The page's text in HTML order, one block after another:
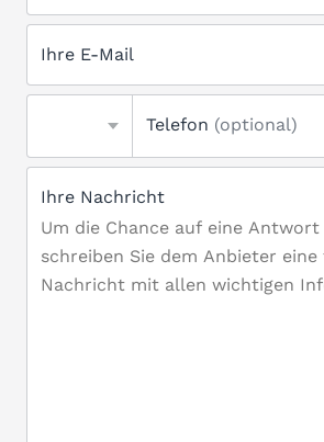
Ihre E-Mail
Telefon (optional)
Ihre Nachricht